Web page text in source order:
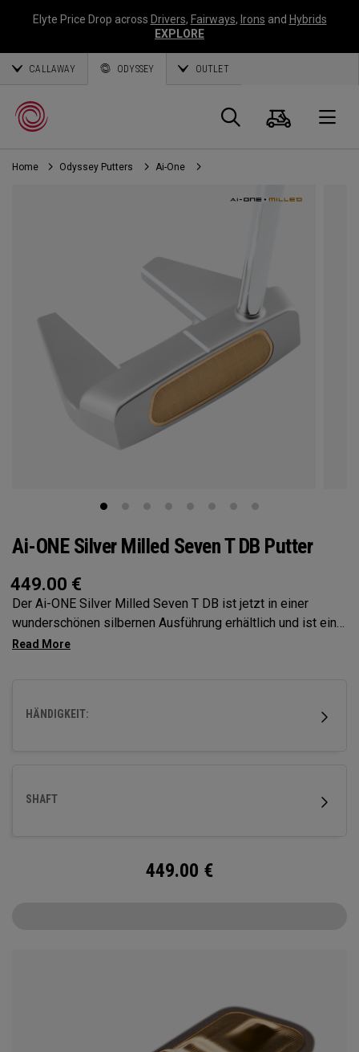
Elyte Price Drop across Drivers, Fairways, Irons and Hybrids
EXPLORE
CALLAWAY ODYSSEY OUTLET
Suche
Home Odyssey Putters Ai-One
Ai-ONE Silver Milled Seven T DB Putter
449.00 €
Der Ai-ONE Silver Milled Seven T DB ist jetzt in einer
wunderschönen silbernen Ausführung erhältlich und ist eine
aktualisierte Version dieses ikonischen Designs mit einem
Putter aus Edelstahl ist mit unserem Ai-ONE Insert aus
HÄNDIGKEIT:
SHAFT
449.00 €